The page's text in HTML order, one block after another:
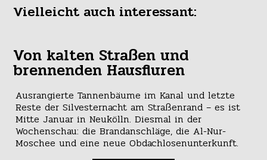
Vielleicht auch interessant:
Von kalten Straßen und
brennenden Hausfluren
Ausrangierte Tannenbäume im Kanal und letzte
Reste der Silvesternacht am Straßenrand – es ist
Mitte Januar in Neukölln. Diesmal in der
Wochenschau: die Brandanschläge, die Al-Nur-
Moschee und eine neue Obdachlosenunterkunft.